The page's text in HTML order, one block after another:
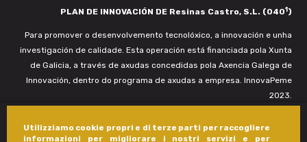
Utilizziamo cookie propri e di terze parti per raccogliere
informazioni per migliorare i nostri servizi e per
PLAN DE INNOVACIÓN DE Resinas Castro, S.L. (0401)
Para promover o desenvolvemento tecnolóxico, a innovación e unha
investigación de calidade. Esta operación está financiada pola Xunta
de Galicia, a través de axudas concedidas pola Axencia Galega de
Innovación, dentro do programa de axudas a empresa. InnovaPeme
2023.